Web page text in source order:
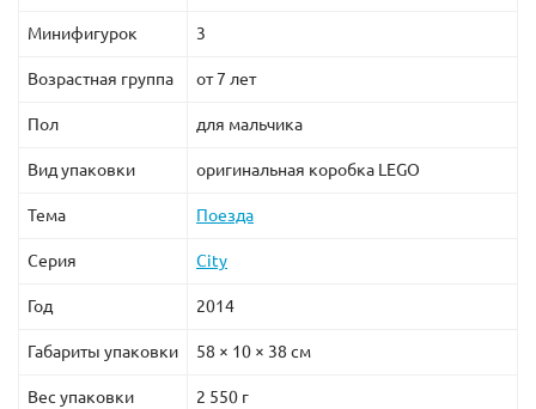
Минифигурок 3
Возрастная группа от 7 лет
Пол для мальчика
Вид упаковки оригинальная коробка LEGO
Тема Поезда
Серия City
Год 2014
Габариты упаковки 58 × 10 × 38 см
Вес упаковки 2 550 г